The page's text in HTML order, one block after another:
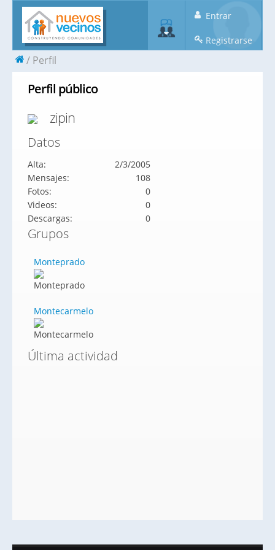
Entrar
Registrarse
Perfil
Perfil público
zipin
Datos
Alta:
2/3/2005
Mensajes:
108
Fotos:
0
Videos:
0
Descargas:
0
Grupos
Monteprado
Montecarmelo
Última actividad